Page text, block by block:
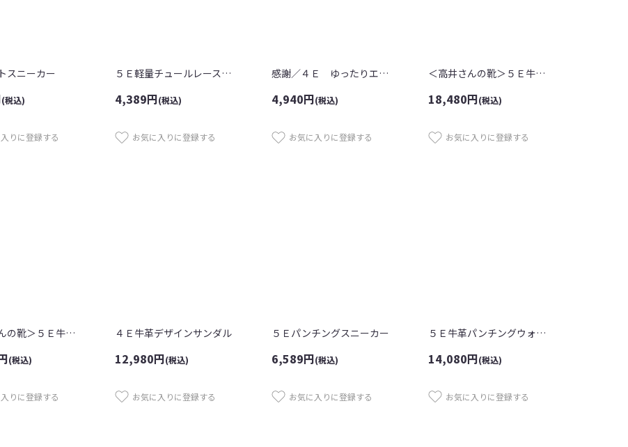
スニーカー
(税込)
りに登録する
５Ｅ軽量チュールレースパンプス
4,389円(税込)
お気に入りに登録する
感謝／４Ｅ ゆったりエコファーサンダル
4,940円(税込)
お気に入りに登録する
＜高井さんの靴＞５Ｅ牛革切替ショートブ...
18,480円(税込)
お気に入りに登録する
＜高井さんの靴＞５Ｅ牛革センターシーム...
(税込)
りに登録する
４Ｅ牛革デザインサンダル
12,980円(税込)
お気に入りに登録する
５Ｅパンチングスニーカー
6,589円(税込)
お気に入りに登録する
５Ｅ牛革パンチングウォーキングシューズ
14,080円(税込)
お気に入りに登録する